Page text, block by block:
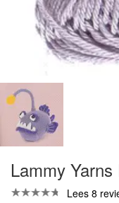
Lammy
Lees 8